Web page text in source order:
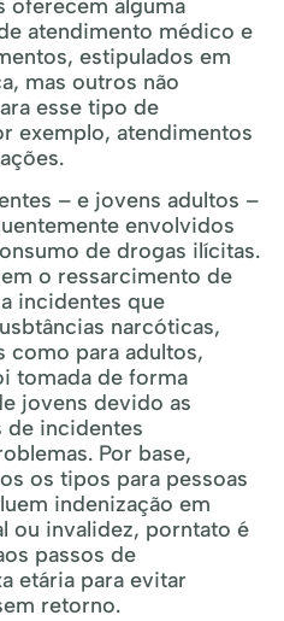
oferecem alguma
atendimento médico e
estipulados em
mas outros não
esse tipo de
exemplo, atendimentos
– e jovens adultos –
envolvidos
de drogas ilícitas.
o ressarcimento de
incidentes que
narcóticas,
como para adultos,
tomada de forma
jovens devido as
de incidentes
Por base,
os tipos para pessoas
indenização em
ou invalidez, porntato é
passos de
etária para evitar
retorno.